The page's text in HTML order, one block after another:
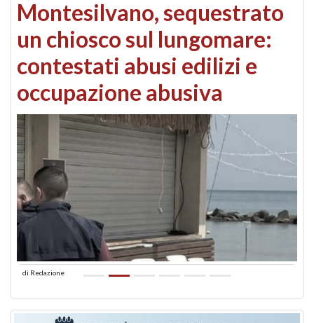
Montesilvano, sequestrato
un chiosco sul lungomare:
contestati abusi edilizi e
occupazione abusiva
di Redazione